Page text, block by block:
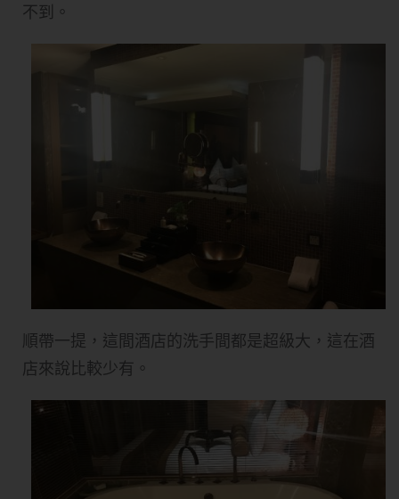
不到。
順帶一提，這間酒店的洗手間都是超級大，這在酒
店來說比較少有。